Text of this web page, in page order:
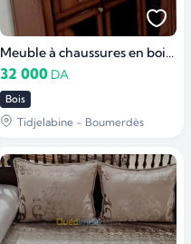
Meuble à chaussures en bois avec grand miroir
32 000 DA
Bois
Tidjelabine - Boumerdès